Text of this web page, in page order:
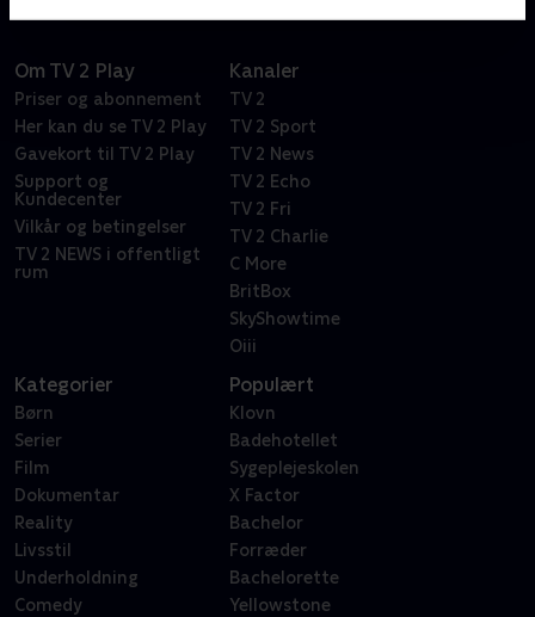
Om TV 2 Play
Priser og abonnement
Her kan du se TV 2 Play
Gavekort til TV 2 Play
Support og
Kundecenter
Vilkår og betingelser
TV 2 NEWS i offentligt
rum
Kanaler
TV 2
TV 2 Sport
TV 2 News
TV 2 Echo
TV 2 Fri
TV 2 Charlie
C More
BritBox
SkyShowtime
Oiii
Kategorier
Børn
Serier
Film
Dokumentar
Reality
Livsstil
Underholdning
Comedy
Populært
Klovn
Badehotellet
Sygeplejeskolen
X Factor
Bachelor
Forræder
Bachelorette
Yellowstone